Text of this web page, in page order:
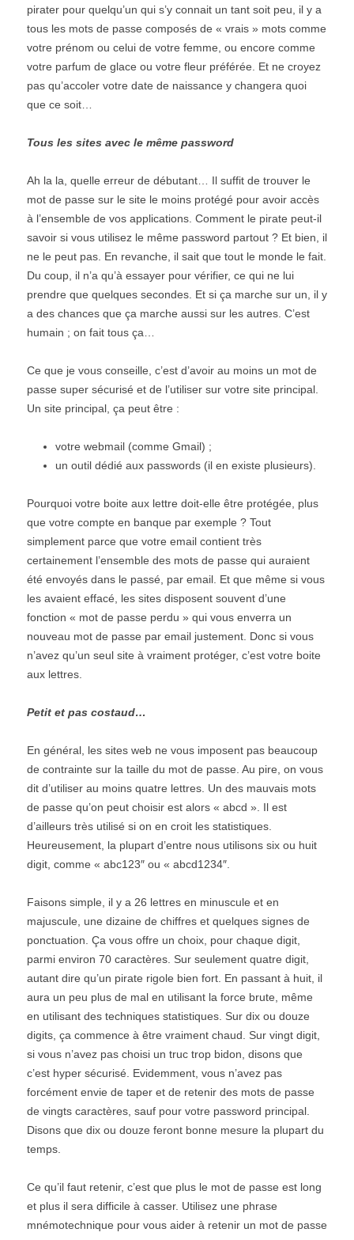
pirater pour quelqu’un qui s’y connait un tant soit peu, il y a
tous les mots de passe composés de « vrais » mots comme
votre prénom ou celui de votre femme, ou encore comme
votre parfum de glace ou votre fleur préférée. Et ne croyez
pas qu’accoler votre date de naissance y changera quoi
que ce soit…
Tous les sites avec le même password
Ah la la, quelle erreur de débutant… Il suffit de trouver le
mot de passe sur le site le moins protégé pour avoir accès
à l’ensemble de vos applications. Comment le pirate peut-il
savoir si vous utilisez le même password partout ? Et bien, il
ne le peut pas. En revanche, il sait que tout le monde le fait.
Du coup, il n’a qu’à essayer pour vérifier, ce qui ne lui
prendre que quelques secondes. Et si ça marche sur un, il y
a des chances que ça marche aussi sur les autres. C’est
humain ; on fait tous ça…
Ce que je vous conseille, c’est d’avoir au moins un mot de
passe super sécurisé et de l’utiliser sur votre site principal.
Un site principal, ça peut être :
votre webmail (comme Gmail) ;
un outil dédié aux passwords (il en existe plusieurs).
Pourquoi votre boite aux lettre doit-elle être protégée, plus
que votre compte en banque par exemple ? Tout
simplement parce que votre email contient très
certainement l’ensemble des mots de passe qui auraient
été envoyés dans le passé, par email. Et que même si vous
les avaient effacé, les sites disposent souvent d’une
fonction « mot de passe perdu » qui vous enverra un
nouveau mot de passe par email justement. Donc si vous
n’avez qu’un seul site à vraiment protéger, c’est votre boite
aux lettres.
Petit et pas costaud…
En général, les sites web ne vous imposent pas beaucoup
de contrainte sur la taille du mot de passe. Au pire, on vous
dit d’utiliser au moins quatre lettres. Un des mauvais mots
de passe qu’on peut choisir est alors « abcd ». Il est
d’ailleurs très utilisé si on en croit les statistiques.
Heureusement, la plupart d’entre nous utilisons six ou huit
digit, comme « abc123″ ou « abcd1234″.
Faisons simple, il y a 26 lettres en minuscule et en
majuscule, une dizaine de chiffres et quelques signes de
ponctuation. Ça vous offre un choix, pour chaque digit,
parmi environ 70 caractères. Sur seulement quatre digit,
autant dire qu’un pirate rigole bien fort. En passant à huit, il
aura un peu plus de mal en utilisant la force brute, même
en utilisant des techniques statistiques. Sur dix ou douze
digits, ça commence à être vraiment chaud. Sur vingt digit,
si vous n’avez pas choisi un truc trop bidon, disons que
c’est hyper sécurisé. Evidemment, vous n’avez pas
forcément envie de taper et de retenir des mots de passe
de vingts caractères, sauf pour votre password principal.
Disons que dix ou douze feront bonne mesure la plupart du
temps.
Ce qu’il faut retenir, c’est que plus le mot de passe est long
et plus il sera difficile à casser. Utilisez une phrase
mnémotechnique pour vous aider à retenir un mot de passe